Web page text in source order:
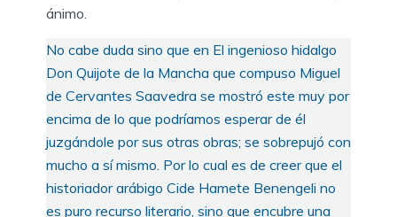
ánimo.
No cabe duda sino que en El ingenioso hidalgo
Don Quijote de la Mancha que compuso Miguel
de Cervantes Saavedra se mostró este muy por
encima de lo que podríamos esperar de él
juzgándole por sus otras obras; se sobrepujó con
mucho a sí mismo. Por lo cual es de creer que el
historiador arábigo Cide Hamete Benengeli no
es puro recurso literario, sino que encubre una